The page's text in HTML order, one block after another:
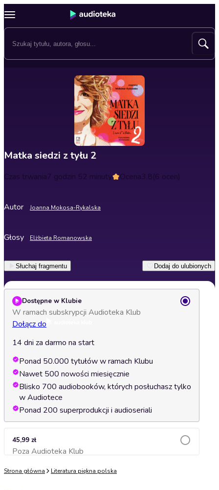
Matka siedzi z tyłu 2
Czas trwania7 godzin 52 minuty Ocena3.8(6 ocen)
Autor Joanna Mokosa-Rykalska
Głosy Elżbieta Romanowska
Słuchaj fragmentu Dodaj do ulubionych
Dostępne w Klubie
W ramach subskrypcji Audioteka Klub
Dołącz do
14 dni za darmo na start
Ponad 50.000 tytułów w ramach Klubu
Nawet 500 nowości miesięcznie
Blisko 700 audiobooków, których posłuchasz tylko
w Audiotece
Ponad 200 superprodukcji i audioseriali
45,99 zł
Poza Audioteka KlubDodaj do koszyka
Strona główna Literatura piękna polska